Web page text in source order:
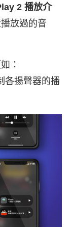
2 播放介
放過的音
：
各揚聲器的播